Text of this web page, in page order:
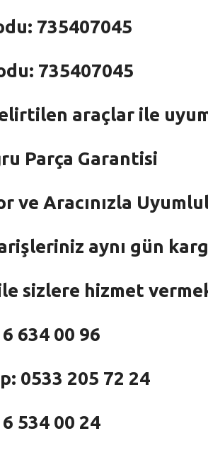
735407045
735407045
araçlar ile
Parça Garantisi
ve Aracınızla
aynı gün
sizlere hizmet
634 00 96
0533 205 72 24
534 00 24